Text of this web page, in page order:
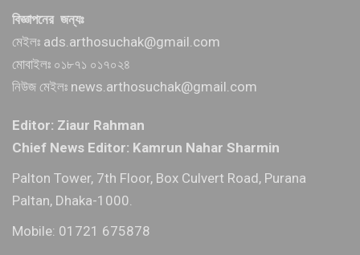
বিজ্ঞাপনের জন্যঃ
মেইলঃ ads.arthosuchak@gmail.com
মোবাইলঃ ০১৮৭১ ০১৭০২৪
নিউজ মেইলঃ news.arthosuchak@gmail.com
Editor: Ziaur Rahman
Chief News Editor: Kamrun Nahar Sharmin
Palton Tower, 7th Floor, Box Culvert Road, Purana
Paltan, Dhaka-1000.
Mobile: 01721 675878